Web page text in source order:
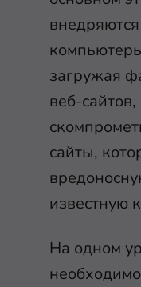
загружая
веб-
сайты,
известную
На одном